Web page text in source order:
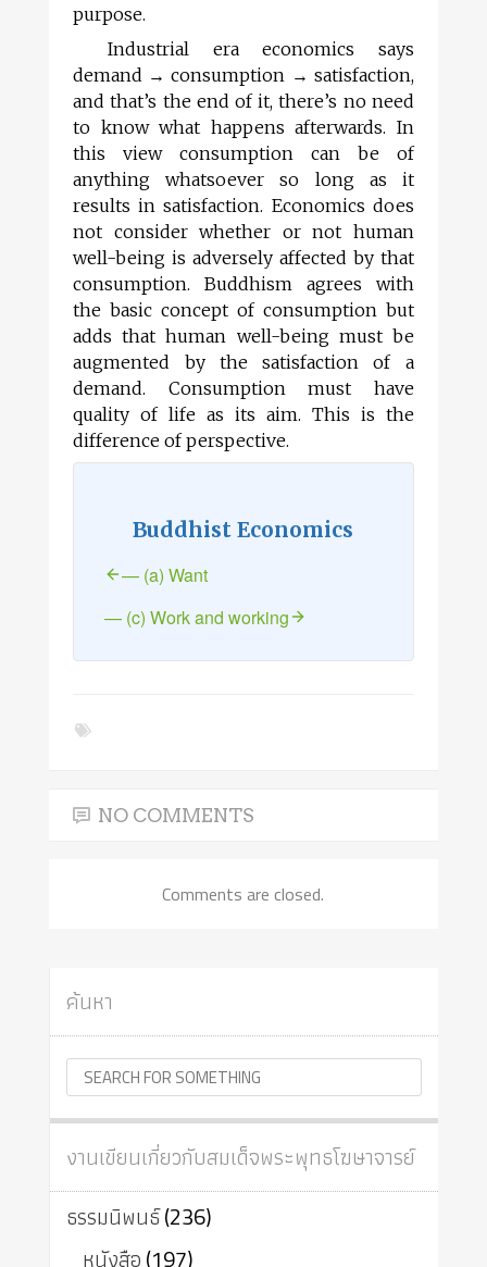
purpose.
Industrial era economics says
demand → consumption → satis­faction,
and that’s the end of it, there’s no need
to know what happens afterwards. In
this view consumption can be of
anything whatsoever so long as it
results in satisfaction. Economics does
not consider whether or not human
well-being is adversely affected by that
consumption. Buddhism agrees with
the basic concept of consumption but
adds that human well-being must be
augmented by the satisfaction of a
demand. Consumption must have
quality of life as its aim. This is the
difference of perspective.
Buddhist Economics
— (a) Want
— (c) Work and working
NO COMMENTS
Comments are closed.
ค้นหา
งานเขียนเกี่ยวกับสมเด็จพระพุทธโฆษาจารย์
ธรรมนิพนธ์(236)
หนังสือ(197)